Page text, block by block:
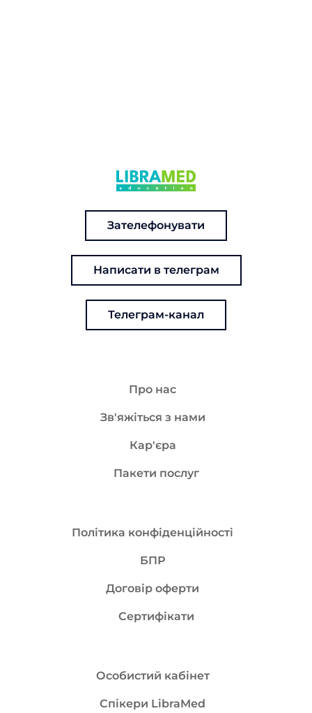
Зателефонувати
Написати в телеграм
Телеграм-канал
Про нас
Зв'яжіться з нами
Кар'єра
Пакети послуг
Політика конфіденційності
БПР
Договір оферти
Сертифікати
Особистий кабінет
Спікери LibraMed